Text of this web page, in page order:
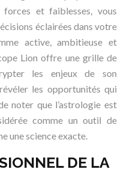
et faiblesses, vous
éclairées dans votre
active, ambitieuse et
Lion offre une grille de
les enjeux de son
les opportunités qui
noter que l’astrologie est
comme un outil de
une science exacte.
DE LA